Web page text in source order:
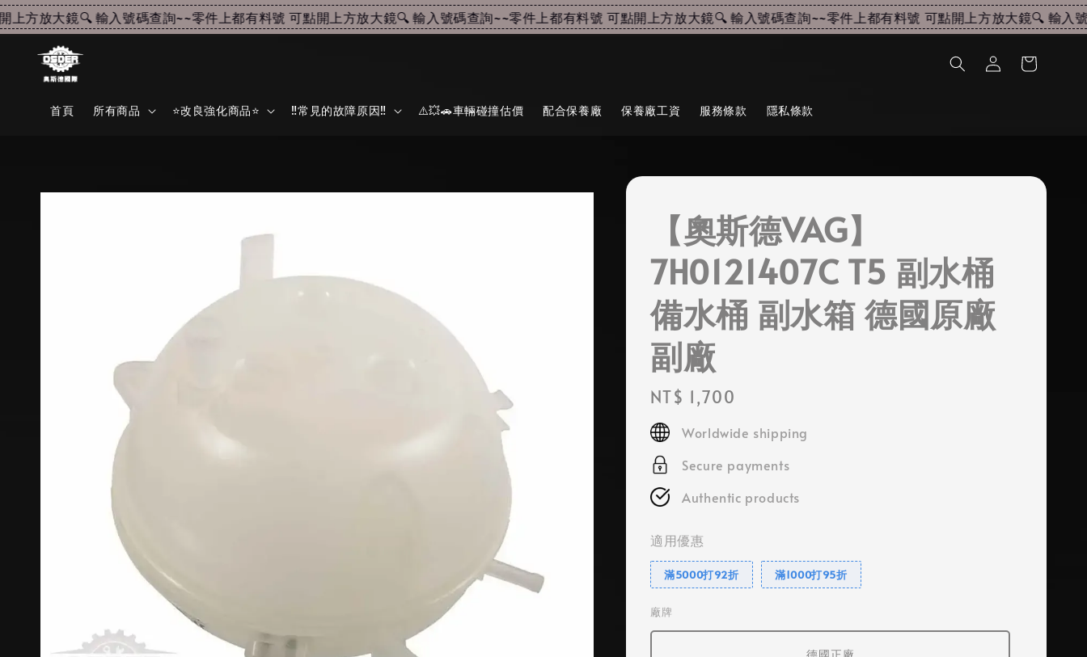
方放大鏡🔍 輸入號碼查詢~~零件上都有料號 可點開上方放大鏡🔍 輸入號碼查詢~~零件上都有料號 可點開上方放大鏡🔍 輸入號碼查詢~~零件上都有料號 可點開上方放大鏡🔍 輸入號
首頁 所有商品 ⭐改良強化商品⭐ ‼️常見的故障原因‼️ ⚠️💥🚗車輛碰撞估價 配合保養廠 保養廠工資 服務條款 隱私條款
【奧斯德VAG】
7H0121407C T5 副水桶
備水桶 副水箱 德國原廠
副廠
Regular
price
NT$ 1,700
Worldwide shipping
Secure payments
Authentic products
適用優惠
滿5000打92折 滿1000打95折
廠牌